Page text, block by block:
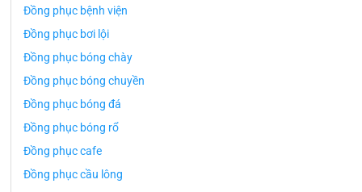
Đồng phục bệnh viện
Đồng phục bơi lội
Đồng phục bóng chày
Đồng phục bóng chuyền
Đồng phục bóng đá
Đồng phục bóng rổ
Đồng phục cafe
Đồng phục cầu lông